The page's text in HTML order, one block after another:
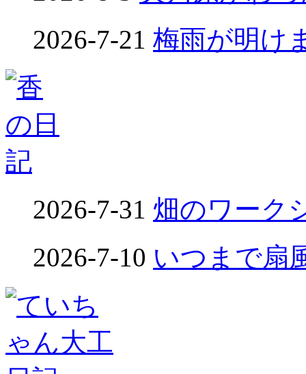
2026-7-21 梅雨が明け
2026-7-31 畑のワーク
2026-7-10 いつまで扇